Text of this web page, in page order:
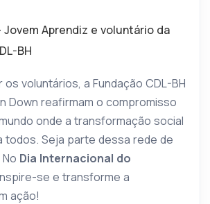
Jovem Aprendiz e voluntário da
BH
voluntários, a Fundação CDL-BH
Down reafirmam o compromisso
onde a transformação social
todos. Seja parte dessa rede de
Dia Internacional do
se e transforme a
ação!